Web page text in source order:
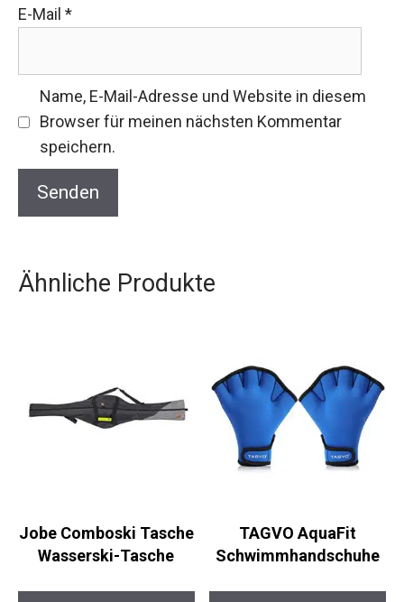
E-Mail *
Name, E-Mail-Adresse und Website in diesem
Browser für meinen nächsten Kommentar
speichern.
Ähnliche Produkte
Jobe Comboski Tasche
Wasserski-Tasche
TAGVO AquaFit
Schwimmhandschuhe